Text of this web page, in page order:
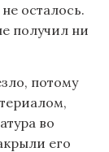
осталось.
получил ни
потому
во
его